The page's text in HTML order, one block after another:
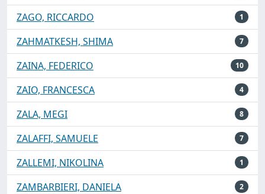
ZAGO, RICCARDO 1
ZAHMATKESH, SHIMA 7
ZAINA, FEDERICO 10
ZAIO, FRANCESCA 4
ZALA, MEGI 8
ZALAFFI, SAMUELE 7
ZALLEMI, NIKOLINA 1
ZAMBARBIERI, DANIELA 2